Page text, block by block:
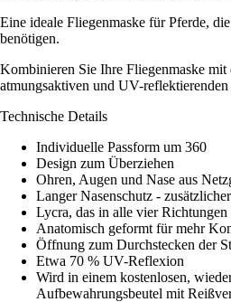
Eine ideale Fliegenmaske für Pferde,
benötigen.
Kombinieren Sie Ihre Fliegenmaske mit
atmungsaktiven und UV-reflektierenden
Technische Details
Individuelle Passform um 360
Design zum Überziehen
Ohren, Augen und Nase aus
Langer Nasenschutz -
Lycra, das in alle vier Richtungen
Anatomisch geformt für mehr
Öffnung zum Durchstecken der
Etwa 70 % UV-Reflexion
Wird in einem kostenlosen,
Aufbewahrungsbeutel mit